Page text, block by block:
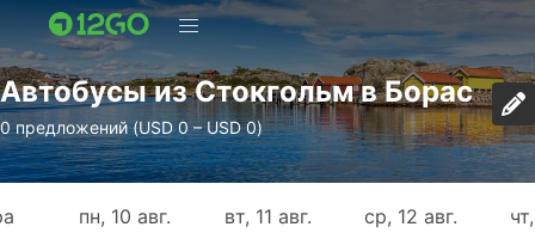
Автобусы из Стокгольм в Борас
0 предложений (USD 0 – USD 0)
пн, 10 авг. вт, 11 авг. ср, 12 авг.